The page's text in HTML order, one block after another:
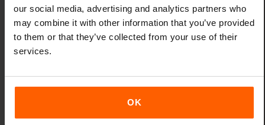
our social media, advertising and analytics partners who
may combine it with other information that you’ve provided
to them or that they’ve collected from your use of their
services.
OK
Xiaomi 14
Xiaomi 14 Pro
Xiaomi 14T
Xiaomi 14T Pro